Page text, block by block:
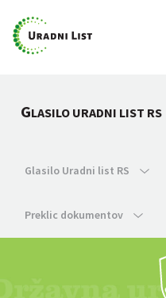
GLASILO URADNI LIST RS
Glasilo Uradni list RS
Preklic dokumentov